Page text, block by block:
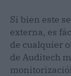
Si bien este
externa, es
de cualquier
de Auditech